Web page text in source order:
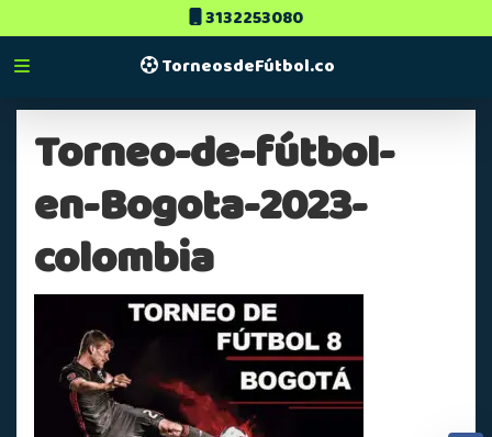
3132253080
TorneosdeFútbol.co
Torneo-de-fútbol-
en-Bogota-2023-
colombia